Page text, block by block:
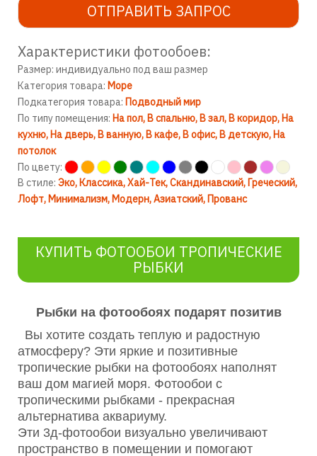
ОТПРАВИТЬ ЗАПРОС
Характеристики фотообоев:
Размер: индивидуально под ваш размер
Категория товара: Море
Подкатегория товара: Подводный мир
По типу помещения: На пол В спальню В зал В коридор На
кухню На дверь В ванную В кафе В офис В детскую На
потолок
По цвету:
В стиле: Эко Классика Хай-Тек Скандинавский Греческий
Лофт Минимализм Модерн Азиатский Прованс
КУПИТЬ ФОТООБОИ ТРОПИЧЕСКИЕ
РЫБКИ
Рыбки на фотообоях подарят позитив
Вы хотите создать теплую и радостную
атмосферу? Эти яркие и позитивные
тропические рыбки на фотообоях наполнят
ваш дом магией моря. Фотообои с
тропическими рыбками - прекрасная
альтернатива аквариуму.
Эти 3д-фотообои визуально увеличивают
пространство в помещении и помогают